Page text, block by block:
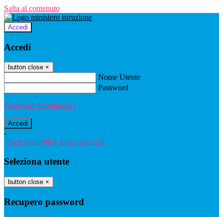
Salta al contenuto
Accedi
Accedi
button close ×
Nome Utente
Password
Password dimenticata?
-
Entra con SPID Entra con CIE
Seleziona utente
button close ×
Recupero password